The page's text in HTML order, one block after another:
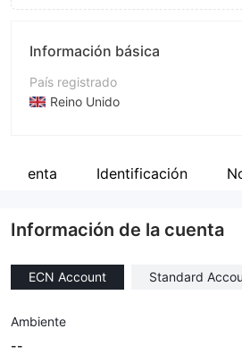
Información básica
País registrado
Reino Unido
Empresa
cuenta Identificación
Información de la cuenta
ECN Account Standard
Ambiente
--